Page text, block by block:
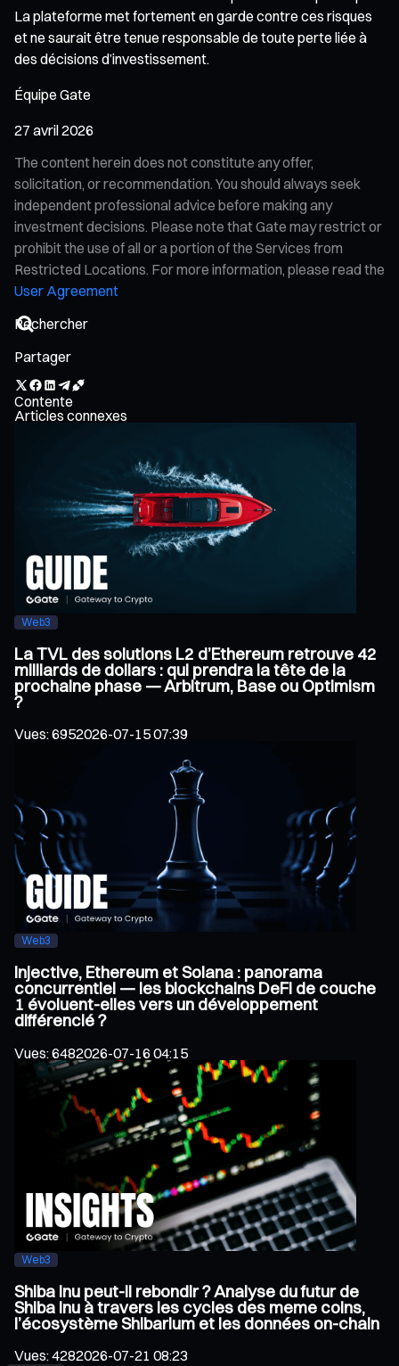
La plateforme met fortement en garde contre ces risques
et ne saurait être tenue responsable de toute perte liée à
des décisions d’investissement.
Équipe Gate
27 avril 2026
The content herein does not constitute any offer,
solicitation, or recommendation. You should always seek
independent professional advice before making any
investment decisions. Please note that Gate may restrict or
prohibit the use of all or a portion of the Services from
Restricted Locations. For more information, please read the
User Agreement
Partager
Contente
Articles connexes
Web3
La TVL des solutions L2 d’Ethereum retrouve 42
milliards de dollars : qui prendra la tête de la
prochaine phase — Arbitrum, Base ou Optimism
?
Vues:6952026-07-15 07:39
Web3
Injective, Ethereum et Solana : panorama
concurrentiel — les blockchains DeFi de couche
1 évoluent-elles vers un développement
différencié ?
Vues:6482026-07-16 04:15
Web3
Shiba Inu peut-il rebondir ? Analyse du futur de
Shiba Inu à travers les cycles des meme coins,
l’écosystème Shibarium et les données on-chain
Vues:4282026-07-21 08:23